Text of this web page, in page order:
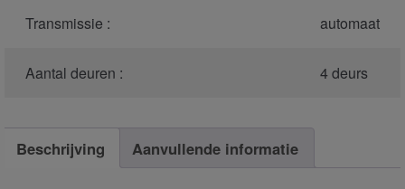
Transmissie : automaat
Aantal deuren : 4 deurs
Beschrijving Aanvullende informatie